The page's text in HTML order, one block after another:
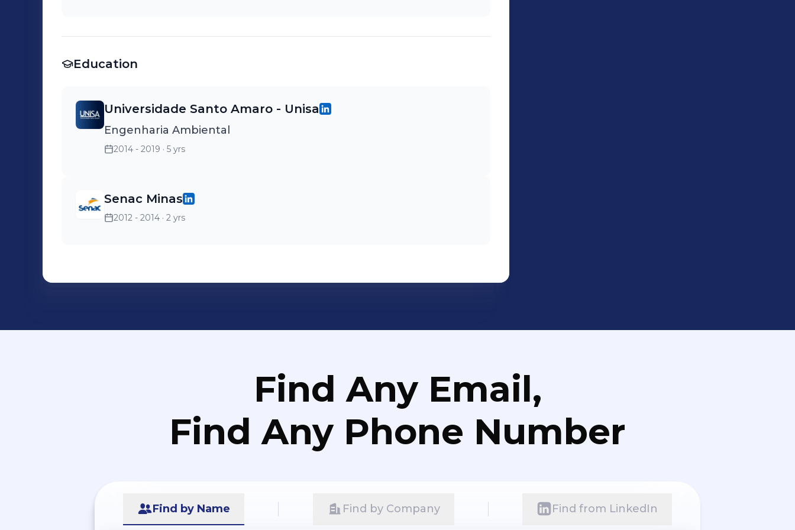
- Diálogos Semanais de Segurança; Realizar controle de vacinação
Education
Universidade Santo Amaro - Unisa
Engenharia Ambiental
2014 - 2019 · 5 yrs
Senac Minas
2012 - 2014 · 2 yrs
Find Any Email,
Find Any Phone Number
Find by Name Find by Company Find from LinkedIn